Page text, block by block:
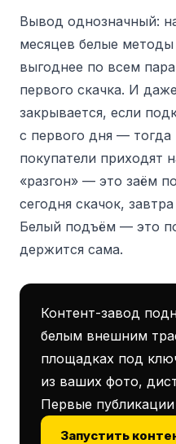
Вывод однозначный:
месяцев белые
выгоднее по всем
первого скачка. И
закрывается, если
с первого дня —
покупатели приходят
«разгон» — это заём
сегодня скачок,
Белый подъём — это
держится сама.
Контент-завод
белым внешним
площадках под
из ваших фото,
Первые
Запустить